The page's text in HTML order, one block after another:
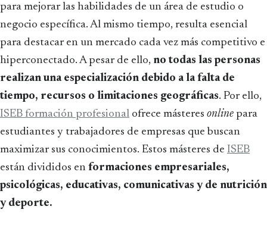
para mejorar las habilidades de un área de estudio o
negocio específica. Al mismo tiempo, resulta esencial
para destacar en un mercado cada vez más competitivo e
hiperconectado. A pesar de ello, no todas las personas
realizan una especialización debido a la falta de
tiempo, recursos o limitaciones geográficas. Por ello,
ISEB formación profesional ofrece másteres online para
estudiantes y trabajadores de empresas que buscan
maximizar sus conocimientos. Estos másteres de ISEB
están divididos en formaciones empresariales,
psicológicas, educativas, comunicativas y de nutrición
y deporte.